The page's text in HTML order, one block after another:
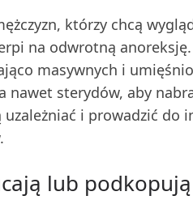
którzy chcą
na odwrotną
masywnych i
nawet sterydów, aby
i prowadzić do
lub